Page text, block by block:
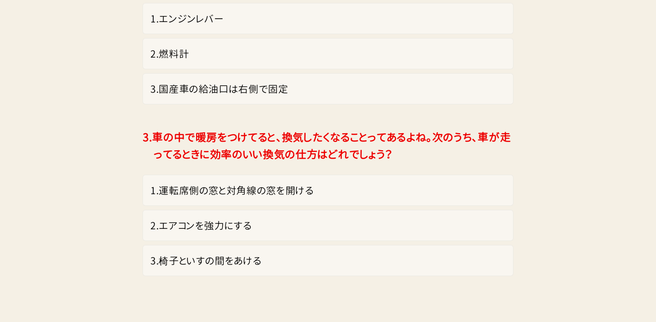
1.エンジンレバー
2.燃料計
3.国産車の給油口は右側で固定
3.車の中で暖房をつけてると、換気したくなることってあるよね。次のうち、車が走
ってるときに効率のいい換気の仕方はどれでしょう？
1.運転席側の窓と対角線の窓を開ける
2.エアコンを強力にする
3.椅子といすの間をあける